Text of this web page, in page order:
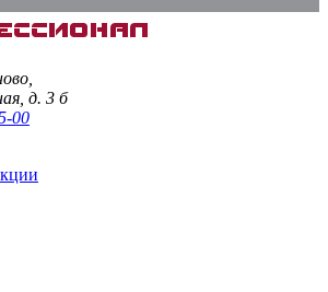
д. 3 б
00